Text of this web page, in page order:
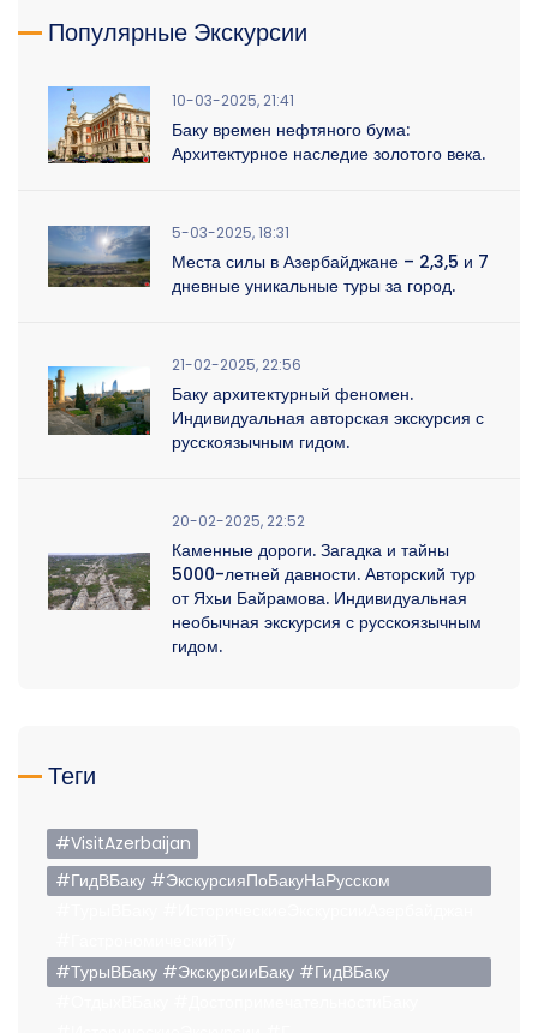
Популярные Экскурсии
10-03-2025, 21:41
Баку времен нефтяного бума:
Архитектурное наследие золотого века.
5-03-2025, 18:31
Места силы в Азербайджане – 2,3,5 и 7
дневные уникальные туры за город.
21-02-2025, 22:56
Баку архитектурный феномен.
Индивидуальная авторская экскурсия с
русскоязычным гидом.
20-02-2025, 22:52
Каменные дороги. Загадка и тайны
5000-летней давности. Авторский тур
от Яхьи Байрамова. Индивидуальная
необычная экскурсия с русскоязычным
гидом.
Теги
#VisitAzerbaijan
#ГидВБаку #ЭкскурсияПоБакуНаРусском
#ТурыВБаку #ЭкскурсииБаку #ГидВБаку